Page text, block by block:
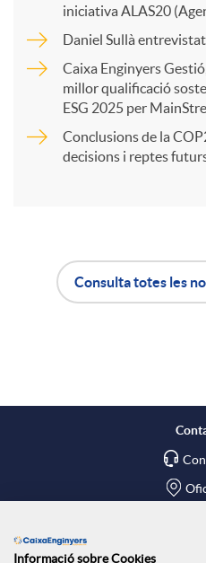
r
t
a
x
iniciativa ALAS20
Daniel Sullà
Caixa Enginyers
millor qualificació
ESG 2025 per
Conclusions de la
decisions i reptes
c
n
Consulta totes les
Informació sobre Cookies